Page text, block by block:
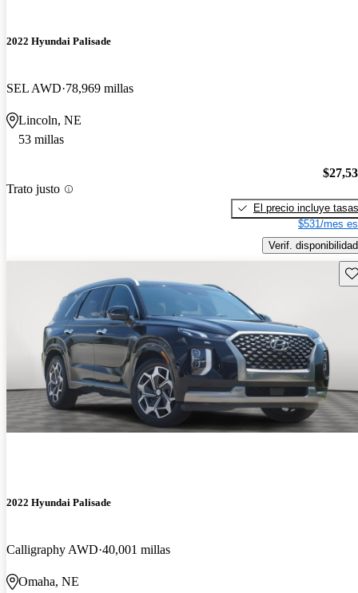
2022 Hyundai Palisade
SEL AWD 78,969 millas
Lincoln, NE
53 millas
Trato justo
El precio incluye tasas
$531/mes
Verif. disponibilidad
2022 Hyundai Palisade
Calligraphy AWD 40,001 millas
Omaha, NE